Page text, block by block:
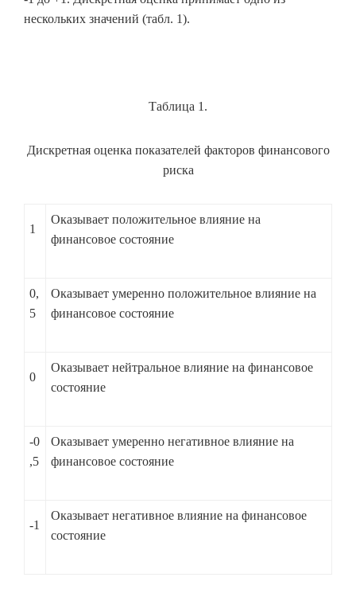
нескольких значений (табл. 1).
Таблица 1.
Дискретная оценка показателей факторов финансового
риска
1
Оказывает положительное влияние на
финансовое состояние
0,
5
Оказывает умеренно положительное влияние на
финансовое состояние
0
Оказывает нейтральное влияние на финансовое
состояние
-0
,5
Оказывает умеренно негативное влияние на
финансовое состояние
-1
Оказывает негативное влияние на финансовое
состояние